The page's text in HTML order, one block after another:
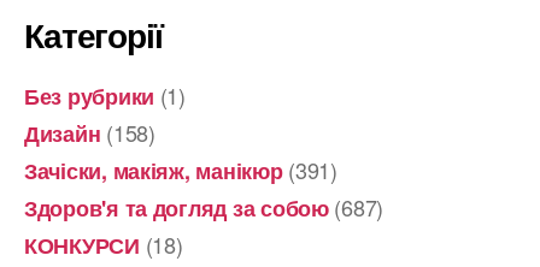
Категорії
Без рубрики (1)
Дизайн (158)
Зачіски, макіяж, манікюр(391)
Здоров'я та догляд за собою(687)
КОНКУРСИ (18)